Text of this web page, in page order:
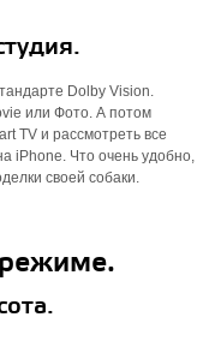
Dolby Vision.
или Фото. А потом
TV и рассмотреть все
iPhone. Что очень удобно,
своей собаки.